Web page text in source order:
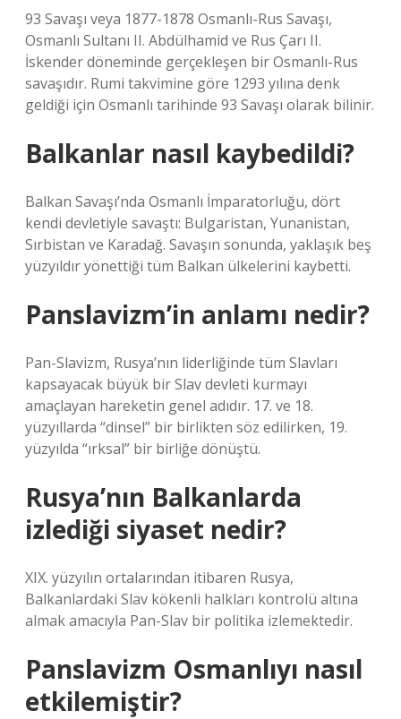
93 Savaşı veya 1877-1878 Osmanlı-Rus Savaşı,
Osmanlı Sultanı II. Abdülhamid ve Rus Çarı II.
İskender döneminde gerçekleşen bir Osmanlı-Rus
savaşıdır. Rumi takvimine göre 1293 yılına denk
geldiği için Osmanlı tarihinde 93 Savaşı olarak bilinir.
Balkanlar nasıl kaybedildi?
Balkan Savaşı’nda Osmanlı İmparatorluğu, dört
kendi devletiyle savaştı: Bulgaristan, Yunanistan,
Sırbistan ve Karadağ. Savaşın sonunda, yaklaşık beş
yüzyıldır yönettiği tüm Balkan ülkelerini kaybetti.
Panslavizm’in anlamı nedir?
Pan-Slavizm, Rusya’nın liderliğinde tüm Slavları
kapsayacak büyük bir Slav devleti kurmayı
amaçlayan hareketin genel adıdır. 17. ve 18.
yüzyıllarda “dinsel” bir birlikten söz edilirken, 19.
yüzyılda “ırksal” bir birliğe dönüştü.
Rusya’nın Balkanlarda
izlediği siyaset nedir?
XIX. yüzyılın ortalarından itibaren Rusya,
Balkanlardaki Slav kökenli halkları kontrolü altına
almak amacıyla Pan-Slav bir politika izlemektedir.
Panslavizm Osmanlıyı nasıl
etkilemiştir?